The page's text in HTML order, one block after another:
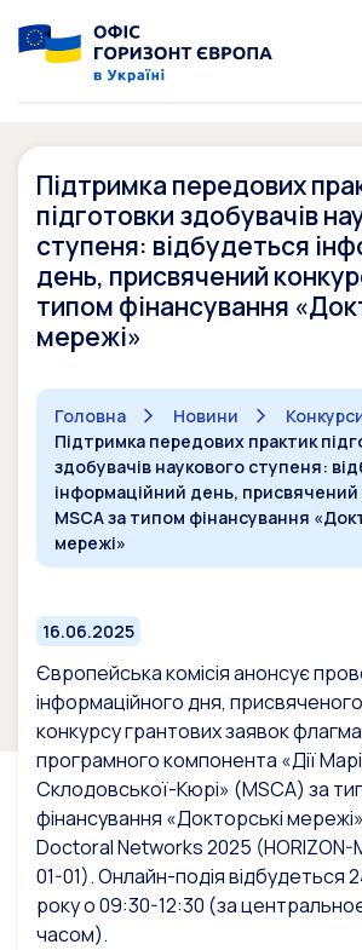
Підтримка передових
підготовки здобувачів
ступеня: відбудеться
день, присвячений
типом фінансування
мережі»
Головна Новини
Підтримка передових практик
здобувачів наукового ступеня:
інформаційний день, присвячений
MSCA за типом фінансування
мережі»
16.06.2025
Європейська комісія анонсує
інформаційного дня,
конкурсу грантових заявок
програмного компонента «Дії
Склодовської-Кюрі» (MSCA) за
фінансування «Докторські
Doctoral Networks 2025 (HORIZON-
01-01). Онлайн-подія відбудеться
року о 09:30-12:30 (за
часом).